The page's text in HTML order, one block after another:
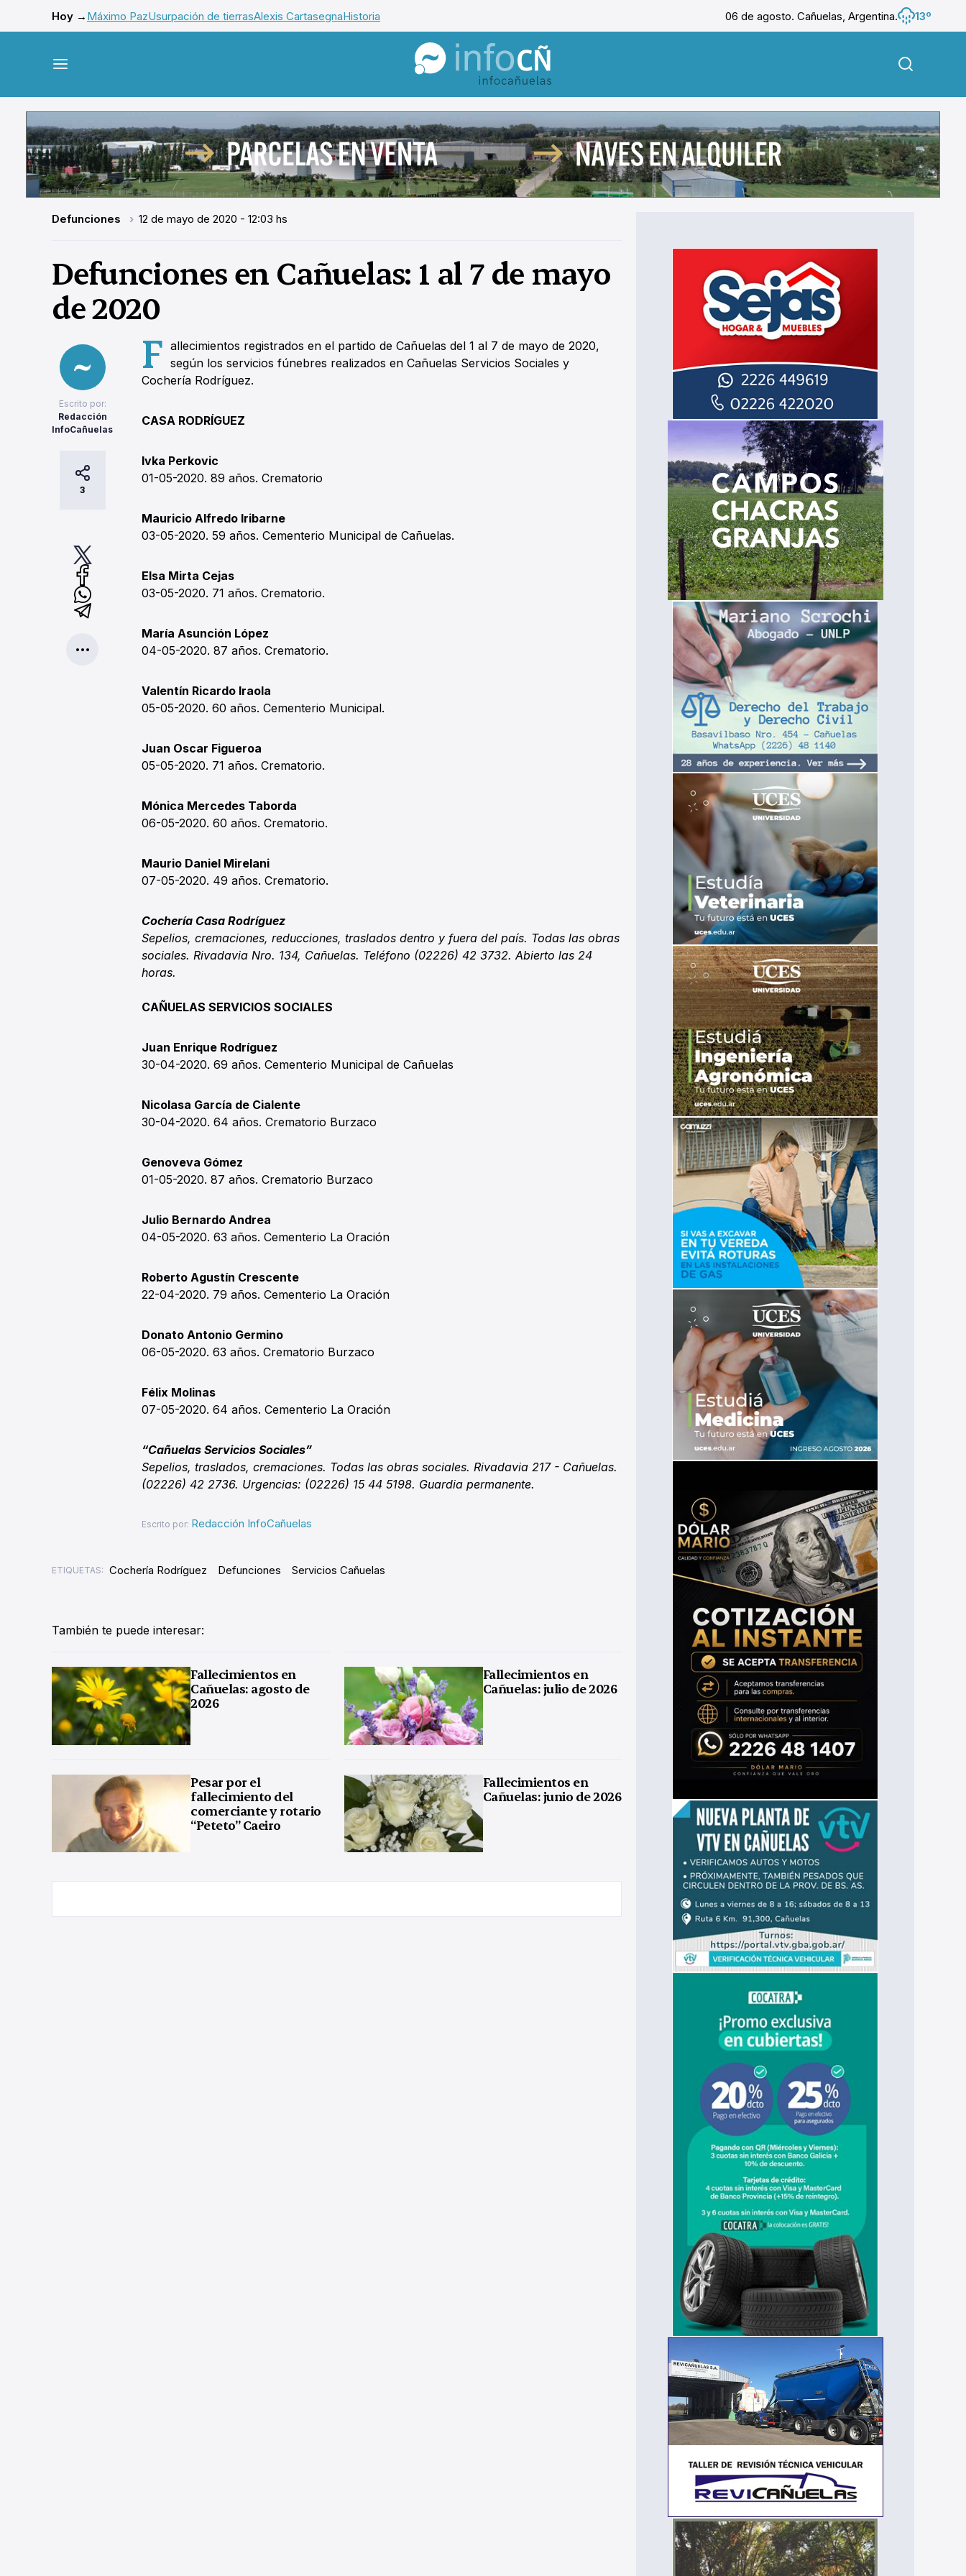
Hoy → Máximo PazUsurpación de tierrasAlexis CartasegnaHistoria 06 de agosto. Cañuelas, Argentina.
13º
InfoCañuelas
Defunciones 12 de mayo de 2020 - 12:03 hs
Defunciones en Cañuelas: 1 al 7 de mayo
de 2020
Escrito por:
Redacción
InfoCañuelas
3
F allecimientos registrados en el partido de Cañuelas del 1 al 7 de mayo de 2020,
según los servicios fúnebres realizados en Cañuelas Servicios Sociales y
Cochería Rodríguez.
CASA RODRÍGUEZ
Ivka Perkovic
01-05-2020. 89 años. Crematorio
Mauricio Alfredo Iribarne
03-05-2020. 59 años. Cementerio Municipal de Cañuelas.
Elsa Mirta Cejas
03-05-2020. 71 años. Crematorio.
María Asunción López
04-05-2020. 87 años. Crematorio.
Valentín Ricardo Iraola
05-05-2020. 60 años. Cementerio Municipal.
Juan Oscar Figueroa
05-05-2020. 71 años. Crematorio.
Mónica Mercedes Taborda
06-05-2020. 60 años. Crematorio.
Maurio Daniel Mirelani
07-05-2020. 49 años. Crematorio.
Cochería Casa Rodríguez
Sepelios, cremaciones, reducciones, traslados dentro y fuera del país. Todas las obras
sociales. Rivadavia Nro. 134, Cañuelas. Teléfono (02226) 42 3732. Abierto las 24
horas.
CAÑUELAS SERVICIOS SOCIALES
Juan Enrique Rodríguez
30-04-2020. 69 años. Cementerio Municipal de Cañuelas
Nicolasa García de Cialente
30-04-2020. 64 años. Crematorio Burzaco
Genoveva Gómez
01-05-2020. 87 años. Crematorio Burzaco
Julio Bernardo Andrea
04-05-2020. 63 años. Cementerio La Oración
Roberto Agustín Crescente
22-04-2020. 79 años. Cementerio La Oración
Donato Antonio Germino
06-05-2020. 63 años. Crematorio Burzaco
Félix Molinas
07-05-2020. 64 años. Cementerio La Oración
“Cañuelas Servicios Sociales”
Sepelios, traslados, cremaciones. Todas las obras sociales. Rivadavia 217 - Cañuelas.
(02226) 42 2736. Urgencias: (02226) 15 44 5198. Guardia permanente.
Escrito por: Redacción InfoCañuelas
ETIQUETAS: Cochería Rodríguez Defunciones Servicios Cañuelas
También te puede interesar:
Fallecimientos en
Cañuelas: agosto de
2026
Fallecimientos en
Cañuelas: julio de 2026
Pesar por el
fallecimiento del
comerciante y rotario
“Peteto” Caeiro
Fallecimientos en
Cañuelas: junio de 2026